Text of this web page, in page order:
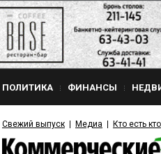
ПОЛИТИКА ФИНАНСЫ
Свежий выпуск Медиа Кто есть кто